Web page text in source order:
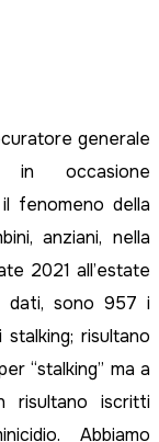
generale
occasione
il fenomeno della
anziani, nella
2021 all’estate
dati, sono 957 i
risultano
“stalking” ma a
risultano iscritti
Abbiamo